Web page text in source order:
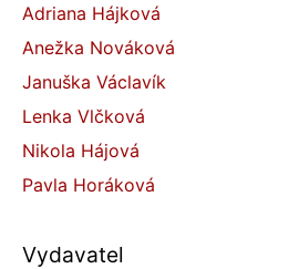
Adriana Hájková
Anežka Nováková
Januška Václavík
Lenka Vlčková
Nikola Hájová
Pavla Horáková
Vydavatel